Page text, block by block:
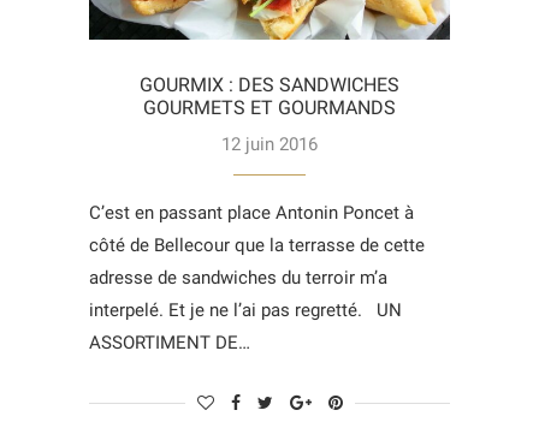
GOURMIX : DES SANDWICHES
GOURMETS ET GOURMANDS
12 juin 2016
C’est en passant place Antonin Poncet à
côté de Bellecour que la terrasse de cette
adresse de sandwiches du terroir m’a
interpelé. Et je ne l’ai pas regretté. UN
ASSORTIMENT DE…